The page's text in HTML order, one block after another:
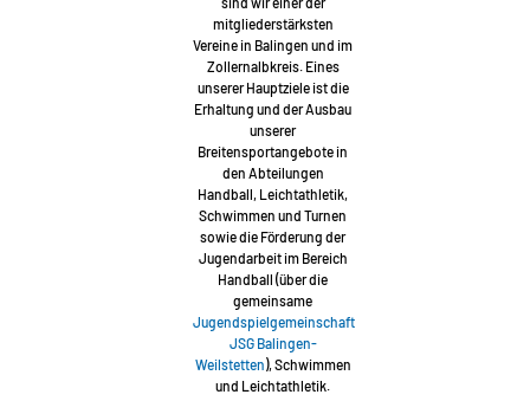
mitgliederstärksten
Vereine in Balingen und im
Zollernalbkreis. Eines
unserer Hauptziele ist die
Erhaltung und der Ausbau
unserer
Breitensportangebote in
den Abteilungen
Handball, Leichtathletik,
Schwimmen und Turnen
sowie die Förderung der
Jugendarbeit im Bereich
Handball (über die
gemeinsame
Jugendspielgemeinschaft
JSG Balingen-
Weilstetten), Schwimmen
und Leichtathletik.